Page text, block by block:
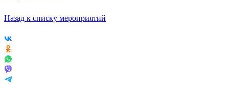
Назад к списку мероприятий